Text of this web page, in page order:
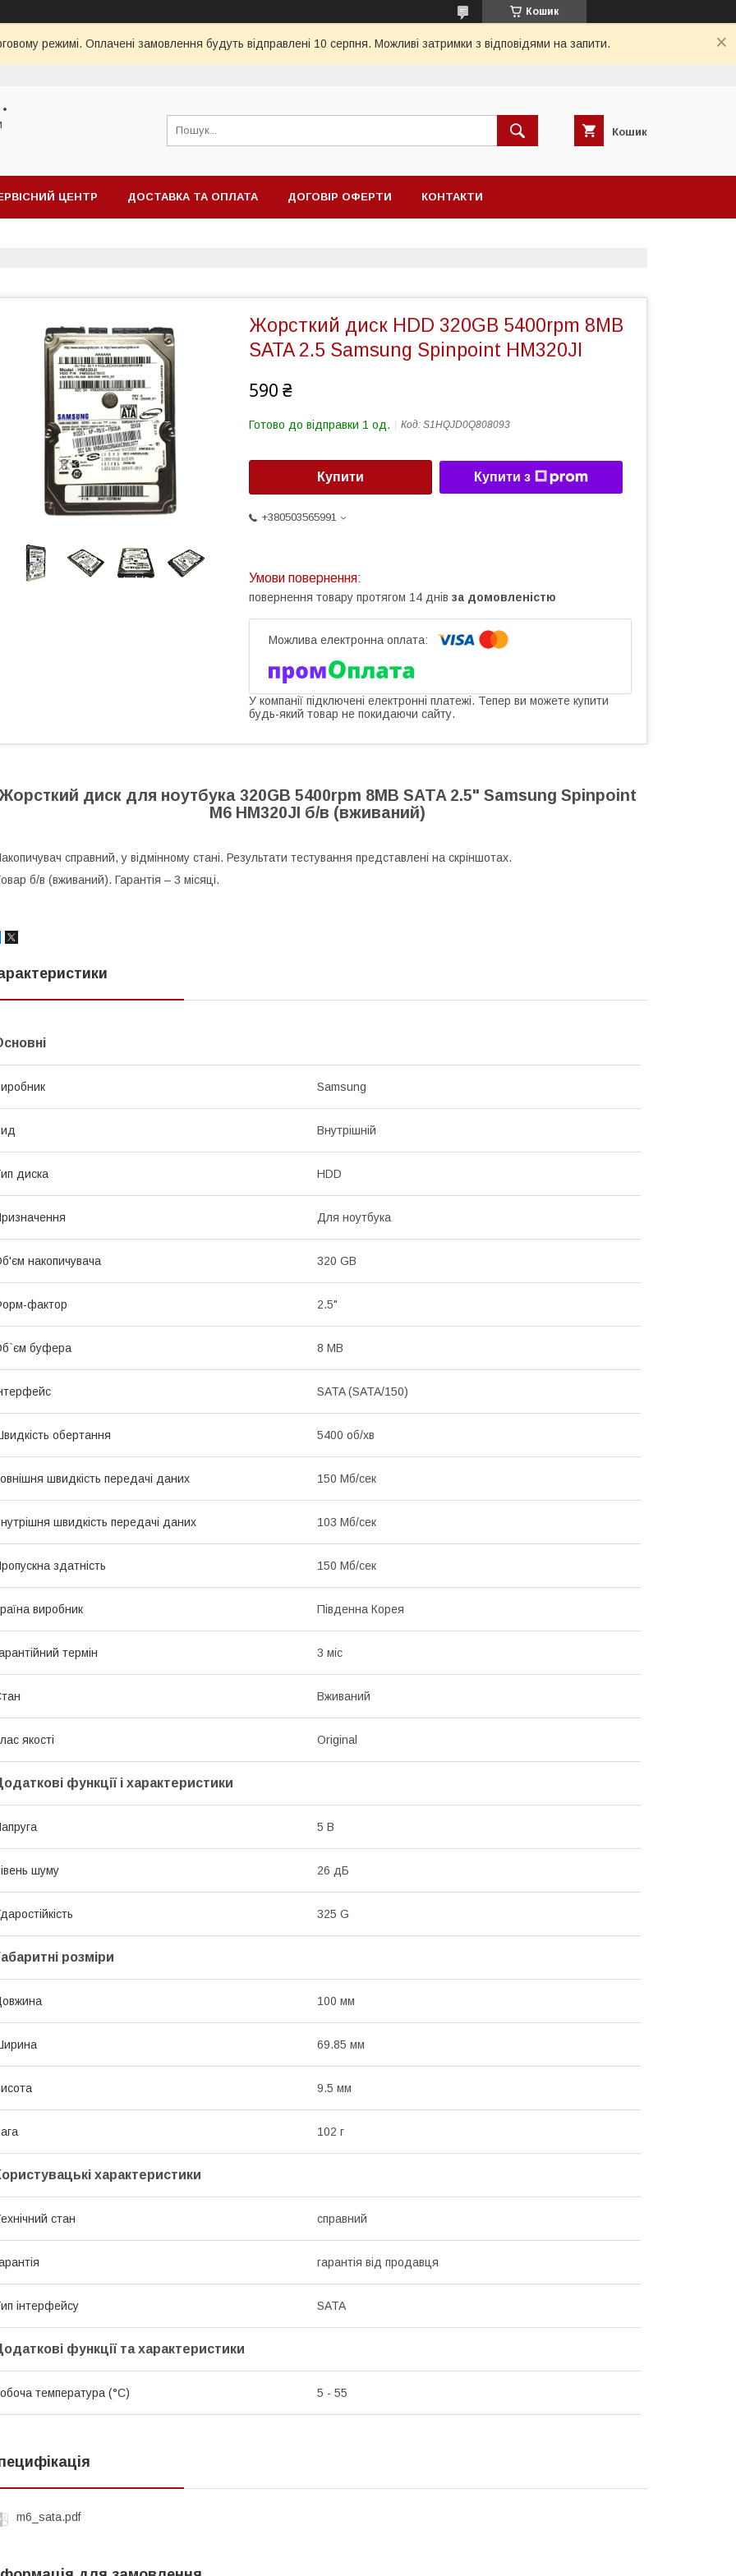
Кошик
режимі. Оплачені замовлення будуть відправлені 10 серпня. Можливі затримки з відповідями на запити.
Кошик
ЦЕНТР ДОСТАВКА ТА ОПЛАТА ДОГОВІР ОФЕРТИ КОНТАКТИ
Жорсткий диск HDD 320GB 5400rpm 8MB
SATA 2.5 Samsung Spinpoint HM320JI
590 ₴
Готово до відправки 1 од. Код: S1HQJD0Q808093
Купити Купити з
+380503565991
повернення товару протягом 14 днів за домовленістю
У компанії підключені електронні платежі. Тепер ви можете купити
будь-який товар не покидаючи сайту.
Жорсткий диск для ноутбука 320GB 5400rpm 8MB SATA 2.5" Samsung Spinpoint
M6 HM320JI б/в (вживаний)
справний, у відмінному стані. Результати тестування представлені на скріншотах.
б/в (вживаний). Гарантія – 3 місяці.
Samsung
Внутрішній
диска HDD
Для ноутбука
накопичувача 320 GB
фактор 2.5"
буфера 8 MB
SATA (SATA/150)
обертання 5400 об/хв
швидкість передачі даних 150 Мб/сек
швидкість передачі даних 103 Мб/сек
здатність 150 Мб/сек
виробник Південна Корея
термін 3 міс
Вживаний
якості Original
функції і характеристики
5 В
шуму 26 дБ
325 G
розміри
100 мм
69.85 мм
9.5 мм
102 г
характеристики
стан справний
гарантія від продавця
інтерфейсу SATA
функції та характеристики
температура (°C) 5 - 55
m6_sata.pdf